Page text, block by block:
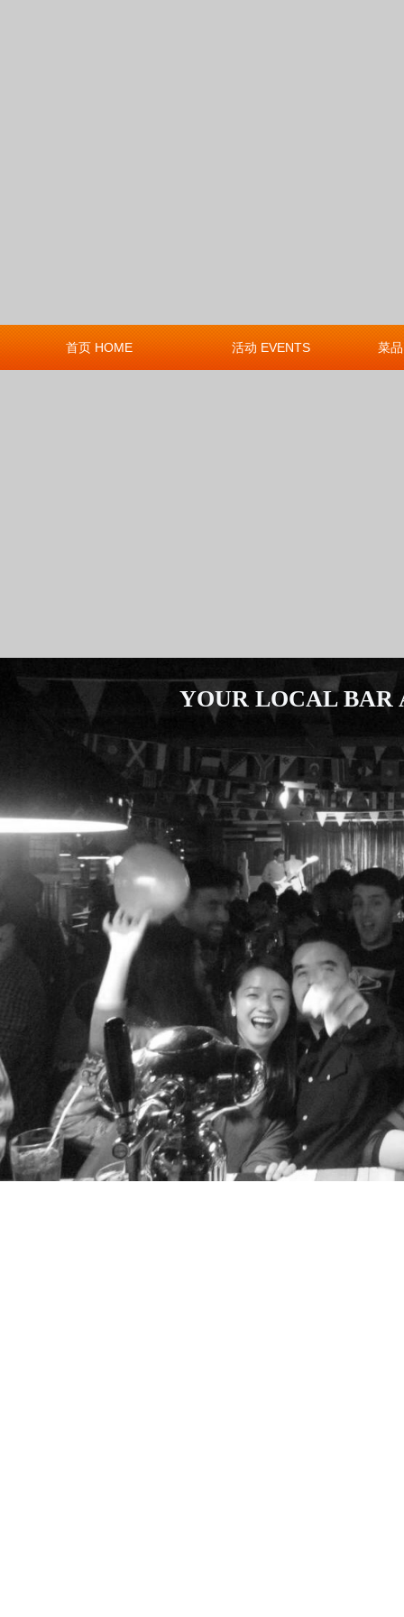
首页 HOME 活动 EVENTS 菜
YOUR LOCAL BAR